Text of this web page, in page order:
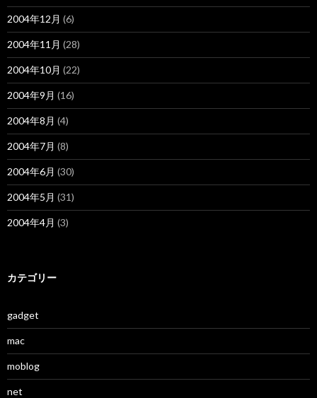
2004年12月 (6)
2004年11月 (28)
2004年10月 (22)
2004年9月 (16)
2004年8月 (4)
2004年7月 (8)
2004年6月 (30)
2004年5月 (31)
2004年4月 (3)
カテゴリー
gadget
mac
moblog
net